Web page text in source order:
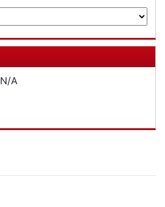
N/A